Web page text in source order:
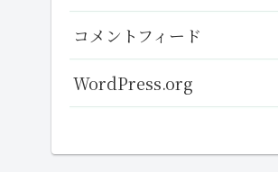
コメントフィード
WordPress.org